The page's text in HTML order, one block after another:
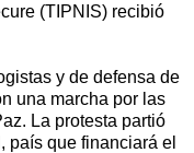
(TIPNIS) recibió
y de defensa de
una marcha por las
La protesta partió
país que financiará el